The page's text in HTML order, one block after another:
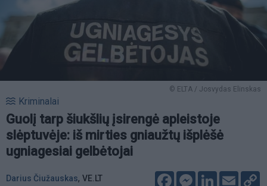
© ELTA / Josvydas Elinskas
Kriminalai
Guolį tarp šiukšlių įsirengė apleistoje
slėptuvėje: iš mirties gniaužtų išplėšė
ugniagesiai gelbėtojai
Darius Čiužauskas, VE.LT
FacebookMessenger
LinkedIn
Email